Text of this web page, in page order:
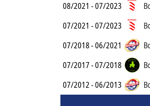
08/2021 - 07/2023
07/2021 - 07/2023
07/2018 - 06/2021
07/2017 - 07/2018
07/2012 - 06/2013